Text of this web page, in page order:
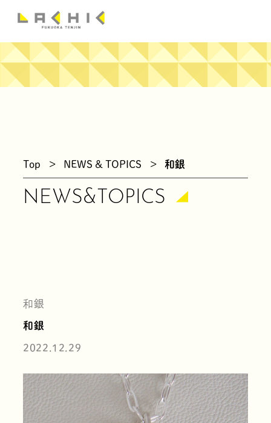
Top > NEWS & TOPICS > 和銀
NEWS&TOPICS
和銀
和銀
2022.12.29